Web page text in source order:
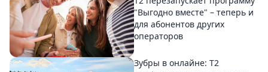
"Выгодно вместе" – теперь и
для абонентов других
операторов
Зубры в онлайне: Т2